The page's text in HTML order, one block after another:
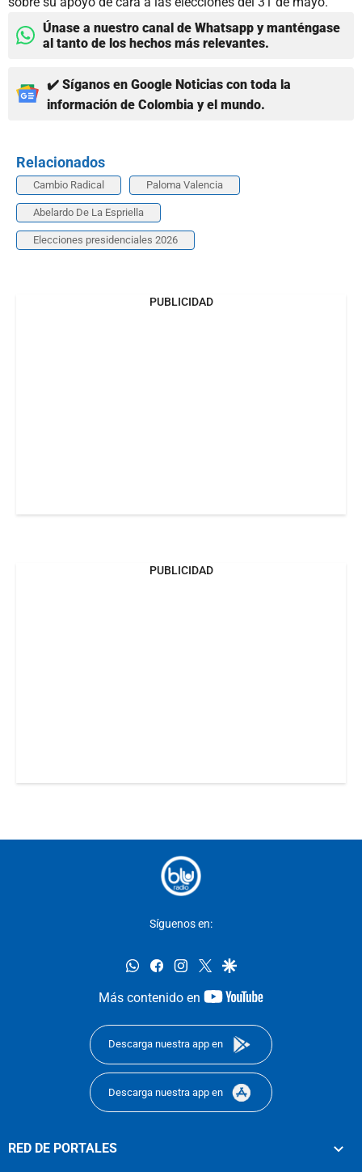
Únase a nuestro canal de Whatsapp y manténgase
al tanto de los hechos más relevantes.
✔️ Síganos en Google Noticias con toda la
información de Colombia y el mundo.
Relacionados
Cambio Radical Paloma Valencia
Abelardo De La Espriella
Elecciones presidenciales 2026
PUBLICIDAD
PUBLICIDAD
Síguenos en:
whatsappfacebookinstagram
twittergoogle
Más contenido en
youtube-
Descarga nuestra app en
Descarga nuestra app en
RED DE PORTALES